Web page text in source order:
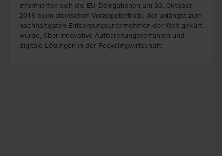
informierten sich die EU-Delegationen am 30. Oktober
2018 beim steirischen Vorzeigebetrieb, der unlängst zum
nachhaltigsten Entsorgungsunternehmen der Welt gekürt
wurde, über innovative Aufbereitungs­verfahren und
digitale Lösungen in der Recyclingwirtschaft.